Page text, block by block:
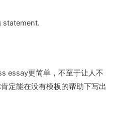
statement.
essay更简单，不至于让人不
定能在没有模板的帮助下写出